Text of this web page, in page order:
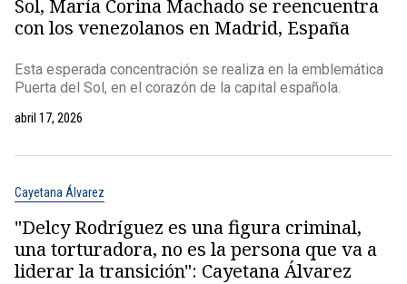
Sol, María Corina Machado se reencuentra
con los venezolanos en Madrid, España
Esta esperada concentración se realiza en la emblemática
Puerta del Sol, en el corazón de la capital española.
abril 17, 2026
Cayetana Álvarez
"Delcy Rodríguez es una figura criminal,
una torturadora, no es la persona que va a
liderar la transición": Cayetana Álvarez